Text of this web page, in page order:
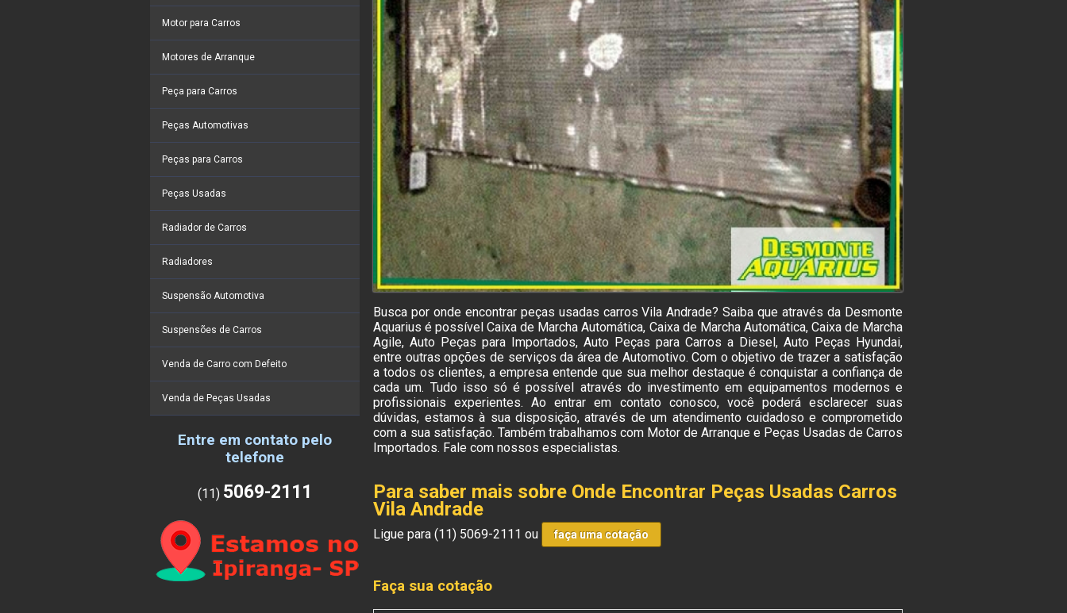
Motor para Carros
Motores de Arranque
Peça para Carros
Peças Automotivas
Peças para Carros
Peças Usadas
Radiador de Carros
Radiadores
Suspensão Automotiva
Suspensões de Carros
Venda de Carro com Defeito
Venda de Peças Usadas
Entre em contato pelo
telefone
(11) 5069-2111
Busca por onde encontrar peças usadas carros Vila Andrade? Saiba que através da Desmonte
Aquarius é possível Caixa de Marcha Automática, Caixa de Marcha Automática, Caixa de Marcha
Agile, Auto Peças para Importados, Auto Peças para Carros a Diesel, Auto Peças Hyundai,
entre outras opções de serviços da área de Automotivo. Com o objetivo de trazer a satisfação
a todos os clientes, a empresa entende que sua melhor destaque é conquistar a confiança de
cada um. Tudo isso só é possível através do investimento em equipamentos modernos e
profissionais experientes. Ao entrar em contato conosco, você poderá esclarecer suas
dúvidas, estamos à sua disposição, através de um atendimento cuidadoso e comprometido
com a sua satisfação. Também trabalhamos com Motor de Arranque e Peças Usadas de Carros
Importados. Fale com nossos especialistas.
Para saber mais sobre Onde Encontrar Peças Usadas Carros
Vila Andrade
Ligue para(11) 5069-2111 ou faça uma cotação
Faça sua cotação